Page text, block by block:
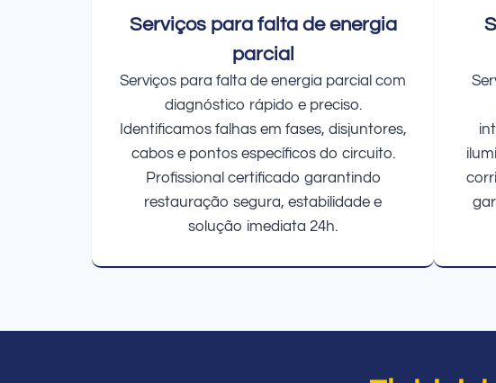
Serviços para falta de energia
parcial
Serviços para falta de energia parcial com
diagnóstico rápido e preciso.
Identificamos falhas em fases, disjuntores,
cabos e pontos específicos do circuito.
Profissional certificado garantindo
restauração segura, estabilidade e
solução imediata 24h.